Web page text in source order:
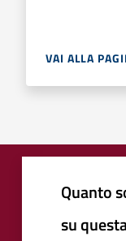
VAI ALLA
Quanto
su